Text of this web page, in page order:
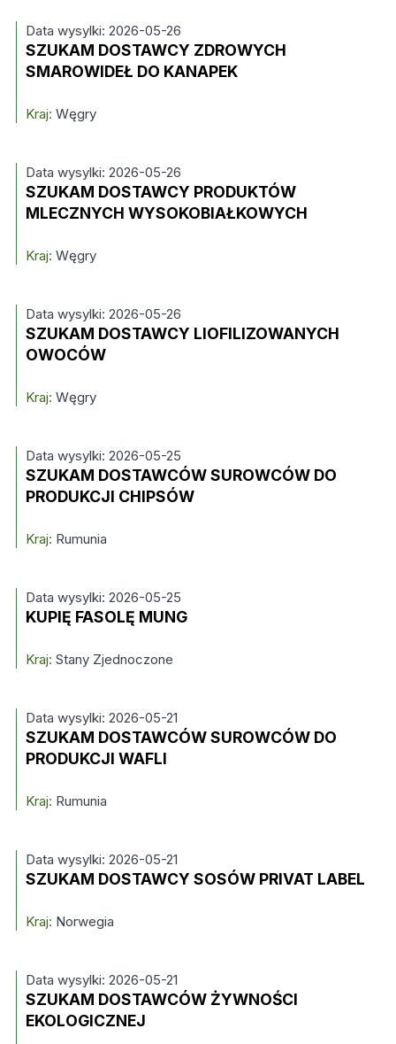
Data wysylki: 2026-05-26
SZUKAM DOSTAWCY ZDROWYCH
SMAROWIDEŁ DO KANAPEK
Kraj: Węgry
Data wysylki: 2026-05-26
SZUKAM DOSTAWCY PRODUKTÓW
MLECZNYCH WYSOKOBIAŁKOWYCH
Kraj: Węgry
Data wysylki: 2026-05-26
SZUKAM DOSTAWCY LIOFILIZOWANYCH
OWOCÓW
Kraj: Węgry
Data wysylki: 2026-05-25
SZUKAM DOSTAWCÓW SUROWCÓW DO
PRODUKCJI CHIPSÓW
Kraj: Rumunia
Data wysylki: 2026-05-25
KUPIĘ FASOLĘ MUNG
Kraj: Stany Zjednoczone
Data wysylki: 2026-05-21
SZUKAM DOSTAWCÓW SUROWCÓW DO
PRODUKCJI WAFLI
Kraj: Rumunia
Data wysylki: 2026-05-21
SZUKAM DOSTAWCY SOSÓW PRIVAT LABEL
Kraj: Norwegia
Data wysylki: 2026-05-21
SZUKAM DOSTAWCÓW ŻYWNOŚCI
EKOLOGICZNEJ